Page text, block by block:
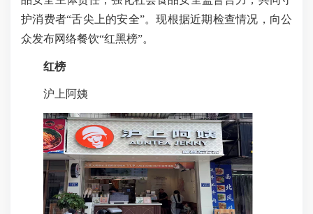
护消费者“舌尖上的安全”。现根据近期检查情况，向公
众发布网络餐饮“红黑榜”。
红榜
沪上阿姨